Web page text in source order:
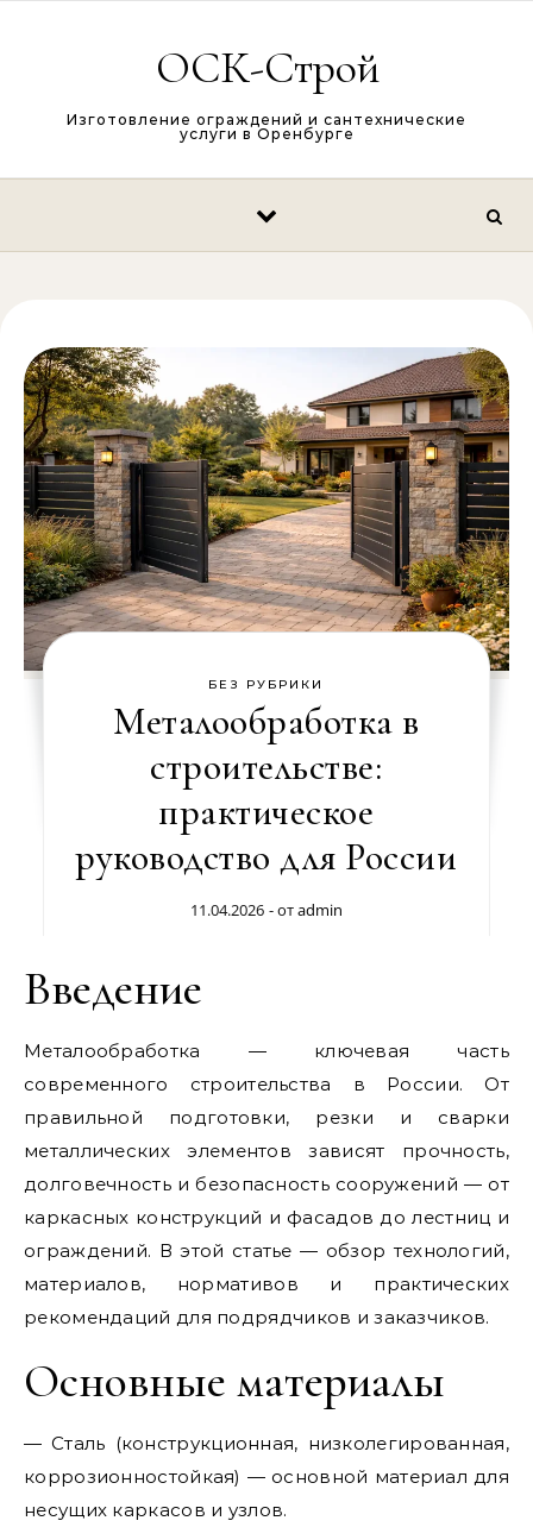
ОСК-Строй
Изготовление ограждений и сантехнические
услуги в Оренбурге
БЕЗ РУБРИКИ
Металообработка в
строительстве:
практическое
руководство для России
11.04.2026 - отadmin
Введение
Металообработка — ключевая часть
современного строительства в России. От
правильной подготовки, резки и сварки
металлических элементов зависят прочность,
долговечность и безопасность сооружений — от
каркасных конструкций и фасадов до лестниц и
ограждений. В этой статье — обзор технологий,
материалов, нормативов и практических
рекомендаций для подрядчиков и заказчиков.
Основные материалы
— Сталь (конструкционная, низколегированная,
коррозионностойкая) — основной материал для
несущих каркасов и узлов.